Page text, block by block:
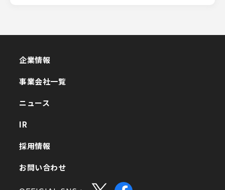
企業情報
事業会社一覧
ニュース
IR
採用情報
お問い合わせ